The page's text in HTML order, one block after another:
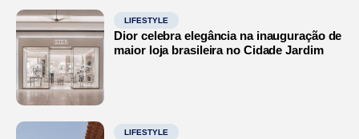
LIFESTYLE
Dior celebra elegância na inauguração de
maior loja brasileira no Cidade Jardim
LIFESTYLE